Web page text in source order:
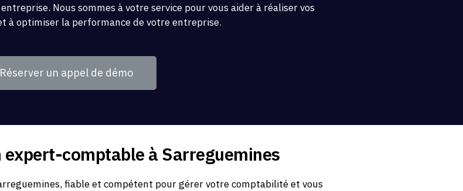
Nous sommes à votre service pour vous aider à réaliser vos
à optimiser la performance de votre entreprise.
Réserver un appel de démo
expert-comptable à Sarreguemines
fiable et compétent pour gérer votre comptabilité et vous